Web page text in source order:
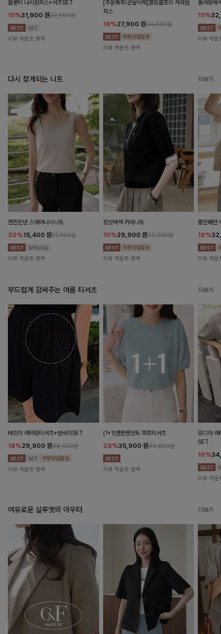
블룬티 나시원피스+셔츠SET
15%31,900 원37,500원
리뷰 카운트 영역
[주문폭주/군살삭제]젤링클프리 카라원
피스
18%27,900 원34,000원
리뷰 카운트 영역
롬셔링배
15%
리뷰 카운
다시 찾게되는 니트 더보기
앤즌린넨 스퀘어나시니트
30%15,400 원21,900원
리뷰 카운트 영역
킹밋배색 카라니트
10%29,900 원33,200원
리뷰 카운트 영역
캘핀패턴
18%
리뷰 카운
부드럽게 감싸주는 여름 티셔츠 더보기
테킷미 레터링티셔츠+반바지SET
18%29,900 원36,400원
리뷰 카운트 영역
(1+1)앤튼펜던트 퍼프티셔츠
28%35,900 원49,800원
리뷰 카운트 영역
밍디아 레
SET
10%
리뷰 카운
여유로운 실루엣의 아우터 더보기